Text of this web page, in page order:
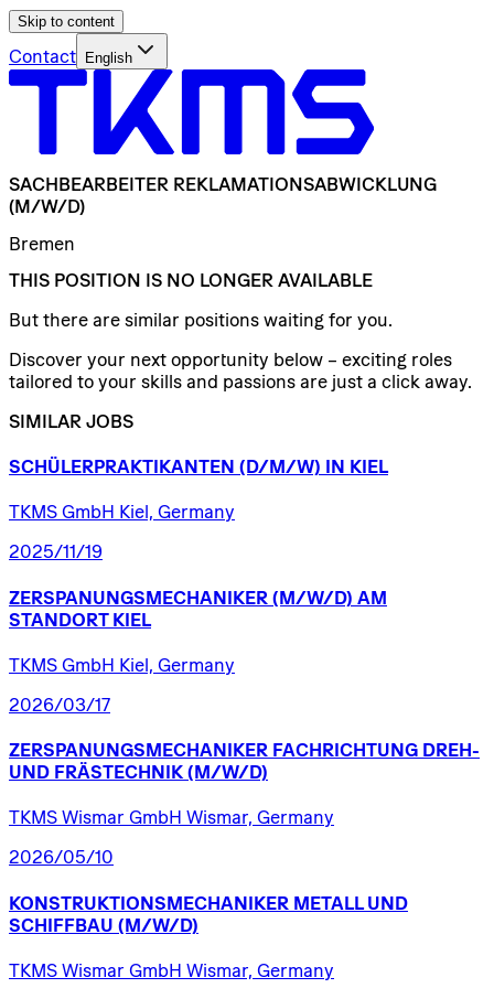
Skip to content
Contact English
SACHBEARBEITER REKLAMATIONSABWICKLUNG
(M/W/D)
Bremen
THIS POSITION IS NO LONGER AVAILABLE
But there are similar positions waiting for you.
Discover your next opportunity below – exciting roles
tailored to your skills and passions are just a click away.
SIMILAR JOBS
SCHÜLERPRAKTIKANTEN (D/​M/​W) IN KIEL
TKMS GmbH Kiel, Germany
2025/11/19
ZERSPANUNGSMECHANIKER (M/W/D) AM
STANDORT KIEL
TKMS GmbH Kiel, Germany
2026/03/17
ZERSPANUNGSMECHANIKER FACHRICHTUNG DREH-
UND FRÄSTECHNIK (M/W/D)
TKMS Wismar GmbH Wismar, Germany
2026/05/10
KONSTRUKTIONSMECHANIKER METALL UND
SCHIFFBAU (M/W/D)
TKMS Wismar GmbH Wismar, Germany